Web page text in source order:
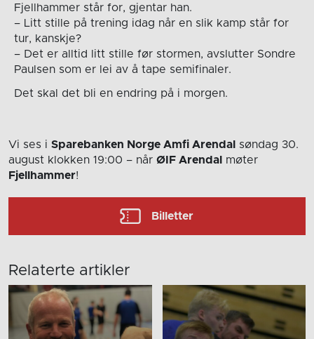
Fjellhammer står for, gjentar han.
– Litt stille på trening idag når en slik kamp står for
tur, kanskje?
– Det er alltid litt stille før stormen, avslutter Sondre
Paulsen som er lei av å tape semifinaler.
Det skal det bli en endring på i morgen.
Vi ses i Sparebanken Norge Amfi Arendal
søndag 30.
august klokken 19:00 – når ØIF Arendal
møter
Fjellhammer!
Billetter
Relaterte artikler